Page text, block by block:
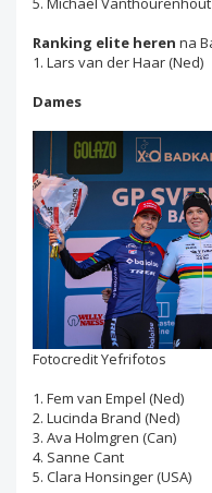
Ranking elite heren na
1. Lars van der Haar (Ned)
Dames
Fotocredit Yefrifotos
1. Fem van Empel (Ned)
2. Lucinda Brand (Ned)
3. Ava Holmgren (Can)
4. Sanne Cant
5. Clara Honsinger (USA)